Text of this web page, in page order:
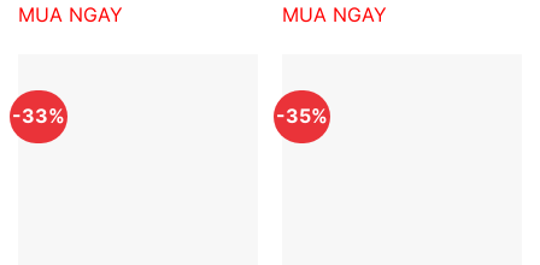
2,592,000₫.
MUA NGAY
2,592,000₫.
MUA NGAY
-33% -35%